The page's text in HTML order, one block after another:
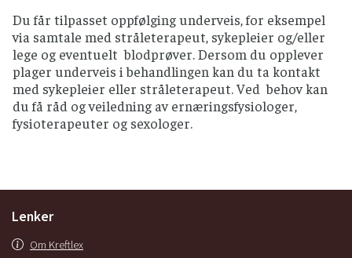
Du får tilpasset oppfølging underveis, for eksempel
via samtale med stråleterapeut, sykepleier og/eller
lege og eventuelt blodprøver. Dersom du opplever
plager underveis i behandlingen kan du ta kontakt
med sykepleier eller stråleterapeut. Ved behov kan
du få råd og veiledning av ernæringsfysiologer,
fysioterapeuter og sexologer.
Lenker
Om Kreftlex